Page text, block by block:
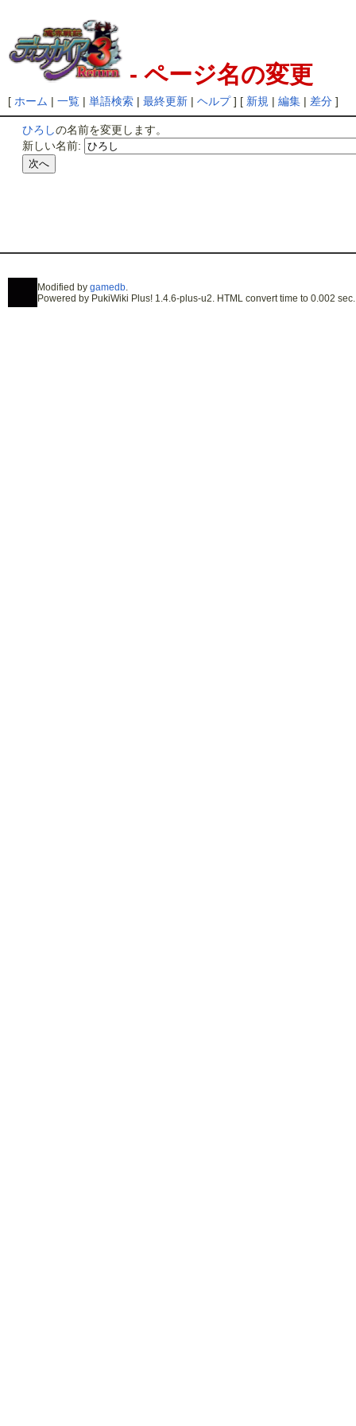
- ページ名の変更
[ ホーム | 一覧| 単語検索| 最終更新| ヘルプ] [ 新規 | 編集| 差分]
ひろしの名前を変更します。
新しい名前:
Modified by gamedb.
Powered by PukiWiki Plus! 1.4.6-plus-u2. HTML convert time to 0.002 sec.